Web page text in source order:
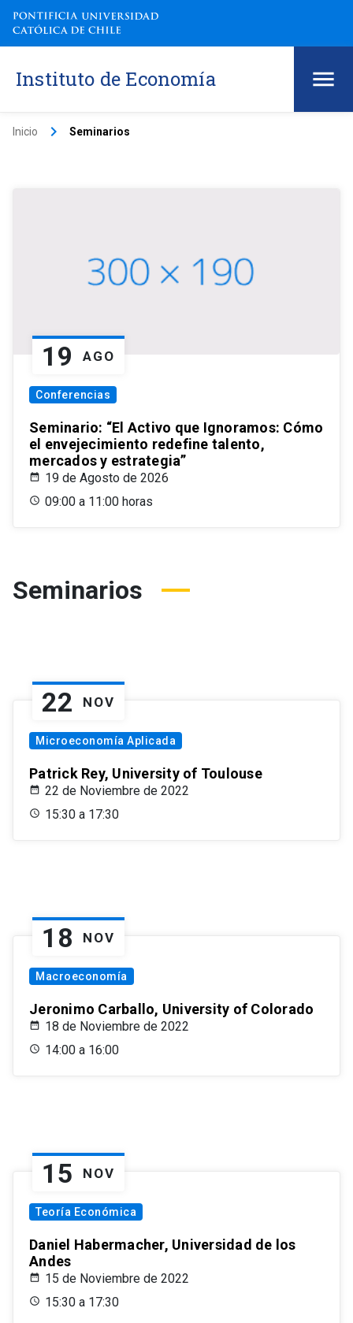
Instituto de Economía
Inicio keyboard_arrow_right Seminarios
19 AGO
Conferencias
Seminario: “El Activo que Ignoramos: Cómo
el envejecimiento redefine talento,
mercados y estrategia”
19 de Agosto de 2026
09:00 a 11:00 horas
Seminarios
22 NOV
Microeconomía Aplicada
Patrick Rey, University of Toulouse
22 de Noviembre de 2022
15:30 a 17:30
18 NOV
Macroeconomía
Jeronimo Carballo, University of Colorado
18 de Noviembre de 2022
14:00 a 16:00
15 NOV
Teoría Económica
Daniel Habermacher, Universidad de los
Andes
15 de Noviembre de 2022
15:30 a 17:30